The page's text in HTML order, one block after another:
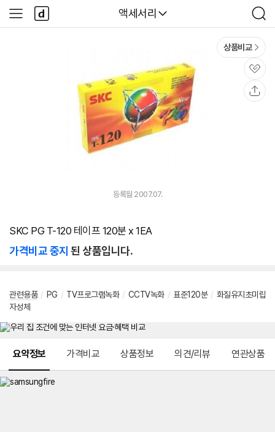
다나와
액세서리
검
색
사
이
다
나
와
상품비교
관
심
등록월 2007.07.
SKC PG T-120 테이프 120분 x 1EA
가격비교 중지 된 상품입니다.
관련용품 / PG / TV프로그램녹화 / CCTV녹화 / 표준120분 / 화질유지초미립
자성체
요약정보 가격비교 상품정보 의견/리뷰 연관상품